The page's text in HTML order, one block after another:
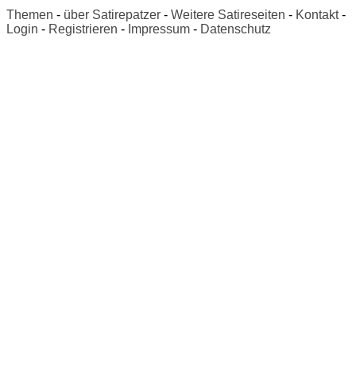
Themen - über Satirepatzer - Weitere Satireseiten - Kontakt-
Login - Registrieren - Impressum - Datenschutz